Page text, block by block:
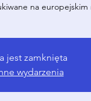
na europejskim
jest zamknięta
wydarzenia